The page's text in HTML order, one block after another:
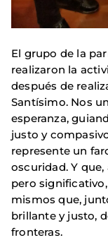
El grupo de la
realizaron la
después de
Santísimo. Nos
esperanza,
justo y
represente un
oscuridad. Y
pero
mismos que,
brillante y justo,
fronteras.